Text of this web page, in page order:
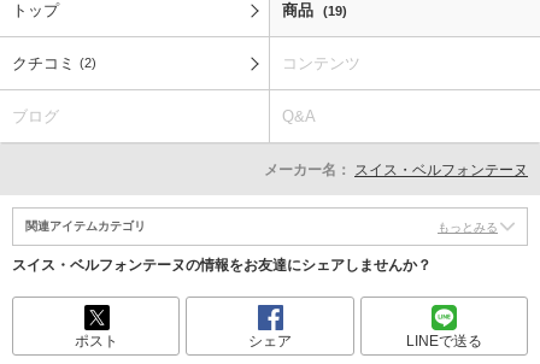
トップ 商品 (19)
クチコミ (2) コンテンツ
ブログ Q&A
メーカー名： スイス・ベルフォンテーヌ
関連アイテムカテゴリ もっとみる
スイス・ベルフォンテーヌの情報をお友達にシェアしませんか？
ポスト シェア LINEで送る